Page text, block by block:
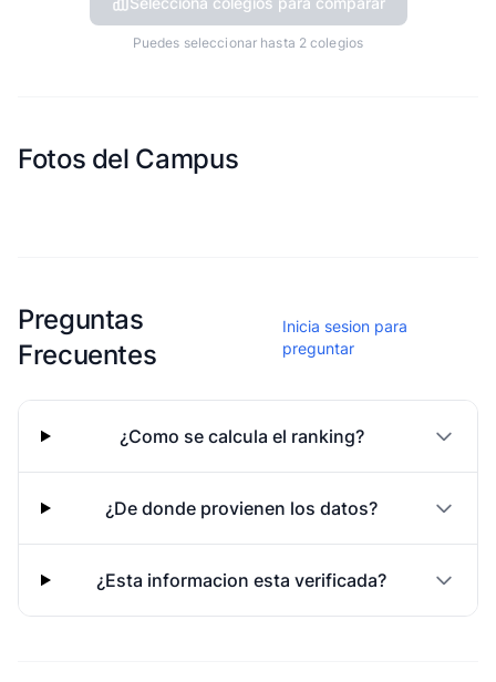
Puedes seleccionar hasta 2 colegios
Fotos del Campus
Preguntas
Frecuentes
Inicia sesion para
preguntar
¿Como se calcula el ranking?
¿De donde provienen los datos?
¿Esta informacion esta verificada?